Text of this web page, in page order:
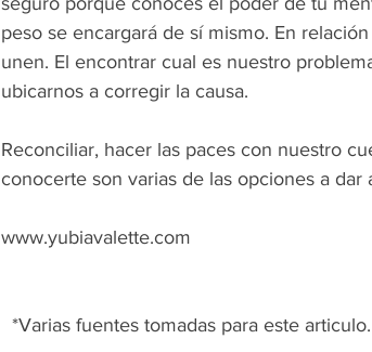
peso se encargará de sí mismo. En
unen. El encontrar cual es nuestro
ubicarnos a corregir la causa.
Reconciliar, hacer las paces con nuestro
conocerte son varias de las opciones a dar
www.yubiavalette.com
  *Varias fuentes tomadas para este articulo.